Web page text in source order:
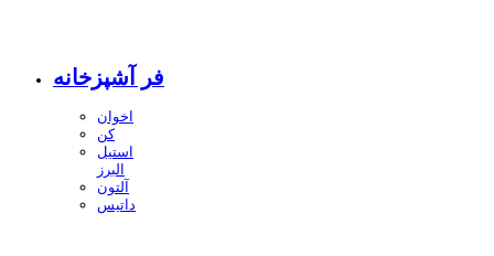
فر آشپزخانه
اخوان
کن
استیل
البرز
آلتون
داتیس